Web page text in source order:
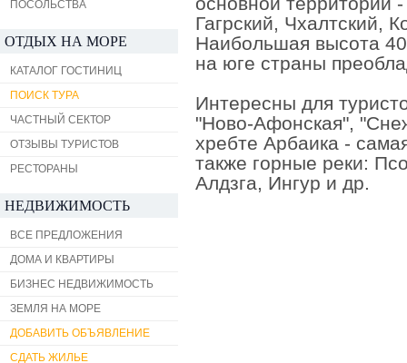
ПОСОЛЬСТВА
ОТДЫХ НА МОРЕ
КАТАЛОГ ГОСТИНИЦ
ПОИСК ТУРА
ЧАСТНЫЙ СЕКТОР
ОТЗЫВЫ ТУРИСТОВ
РЕСТОРАНЫ
НЕДВИЖИМОСТЬ
ВСЕ ПРЕДЛОЖЕНИЯ
ДОМА И КВАРТИРЫ
БИЗНЕС НЕДВИЖИМОСТЬ
ЗЕМЛЯ НА МОРЕ
ДОБАВИТЬ ОБЪЯВЛЕНИЕ
СДАТЬ ЖИЛЬЕ
Гагрский, Чхалтский,
Наибольшая высота
на юге страны
Интересны для
"Ново-Афонская", "
хребте Арбаика -
также горные реки:
Алдзга, Ингур и др.